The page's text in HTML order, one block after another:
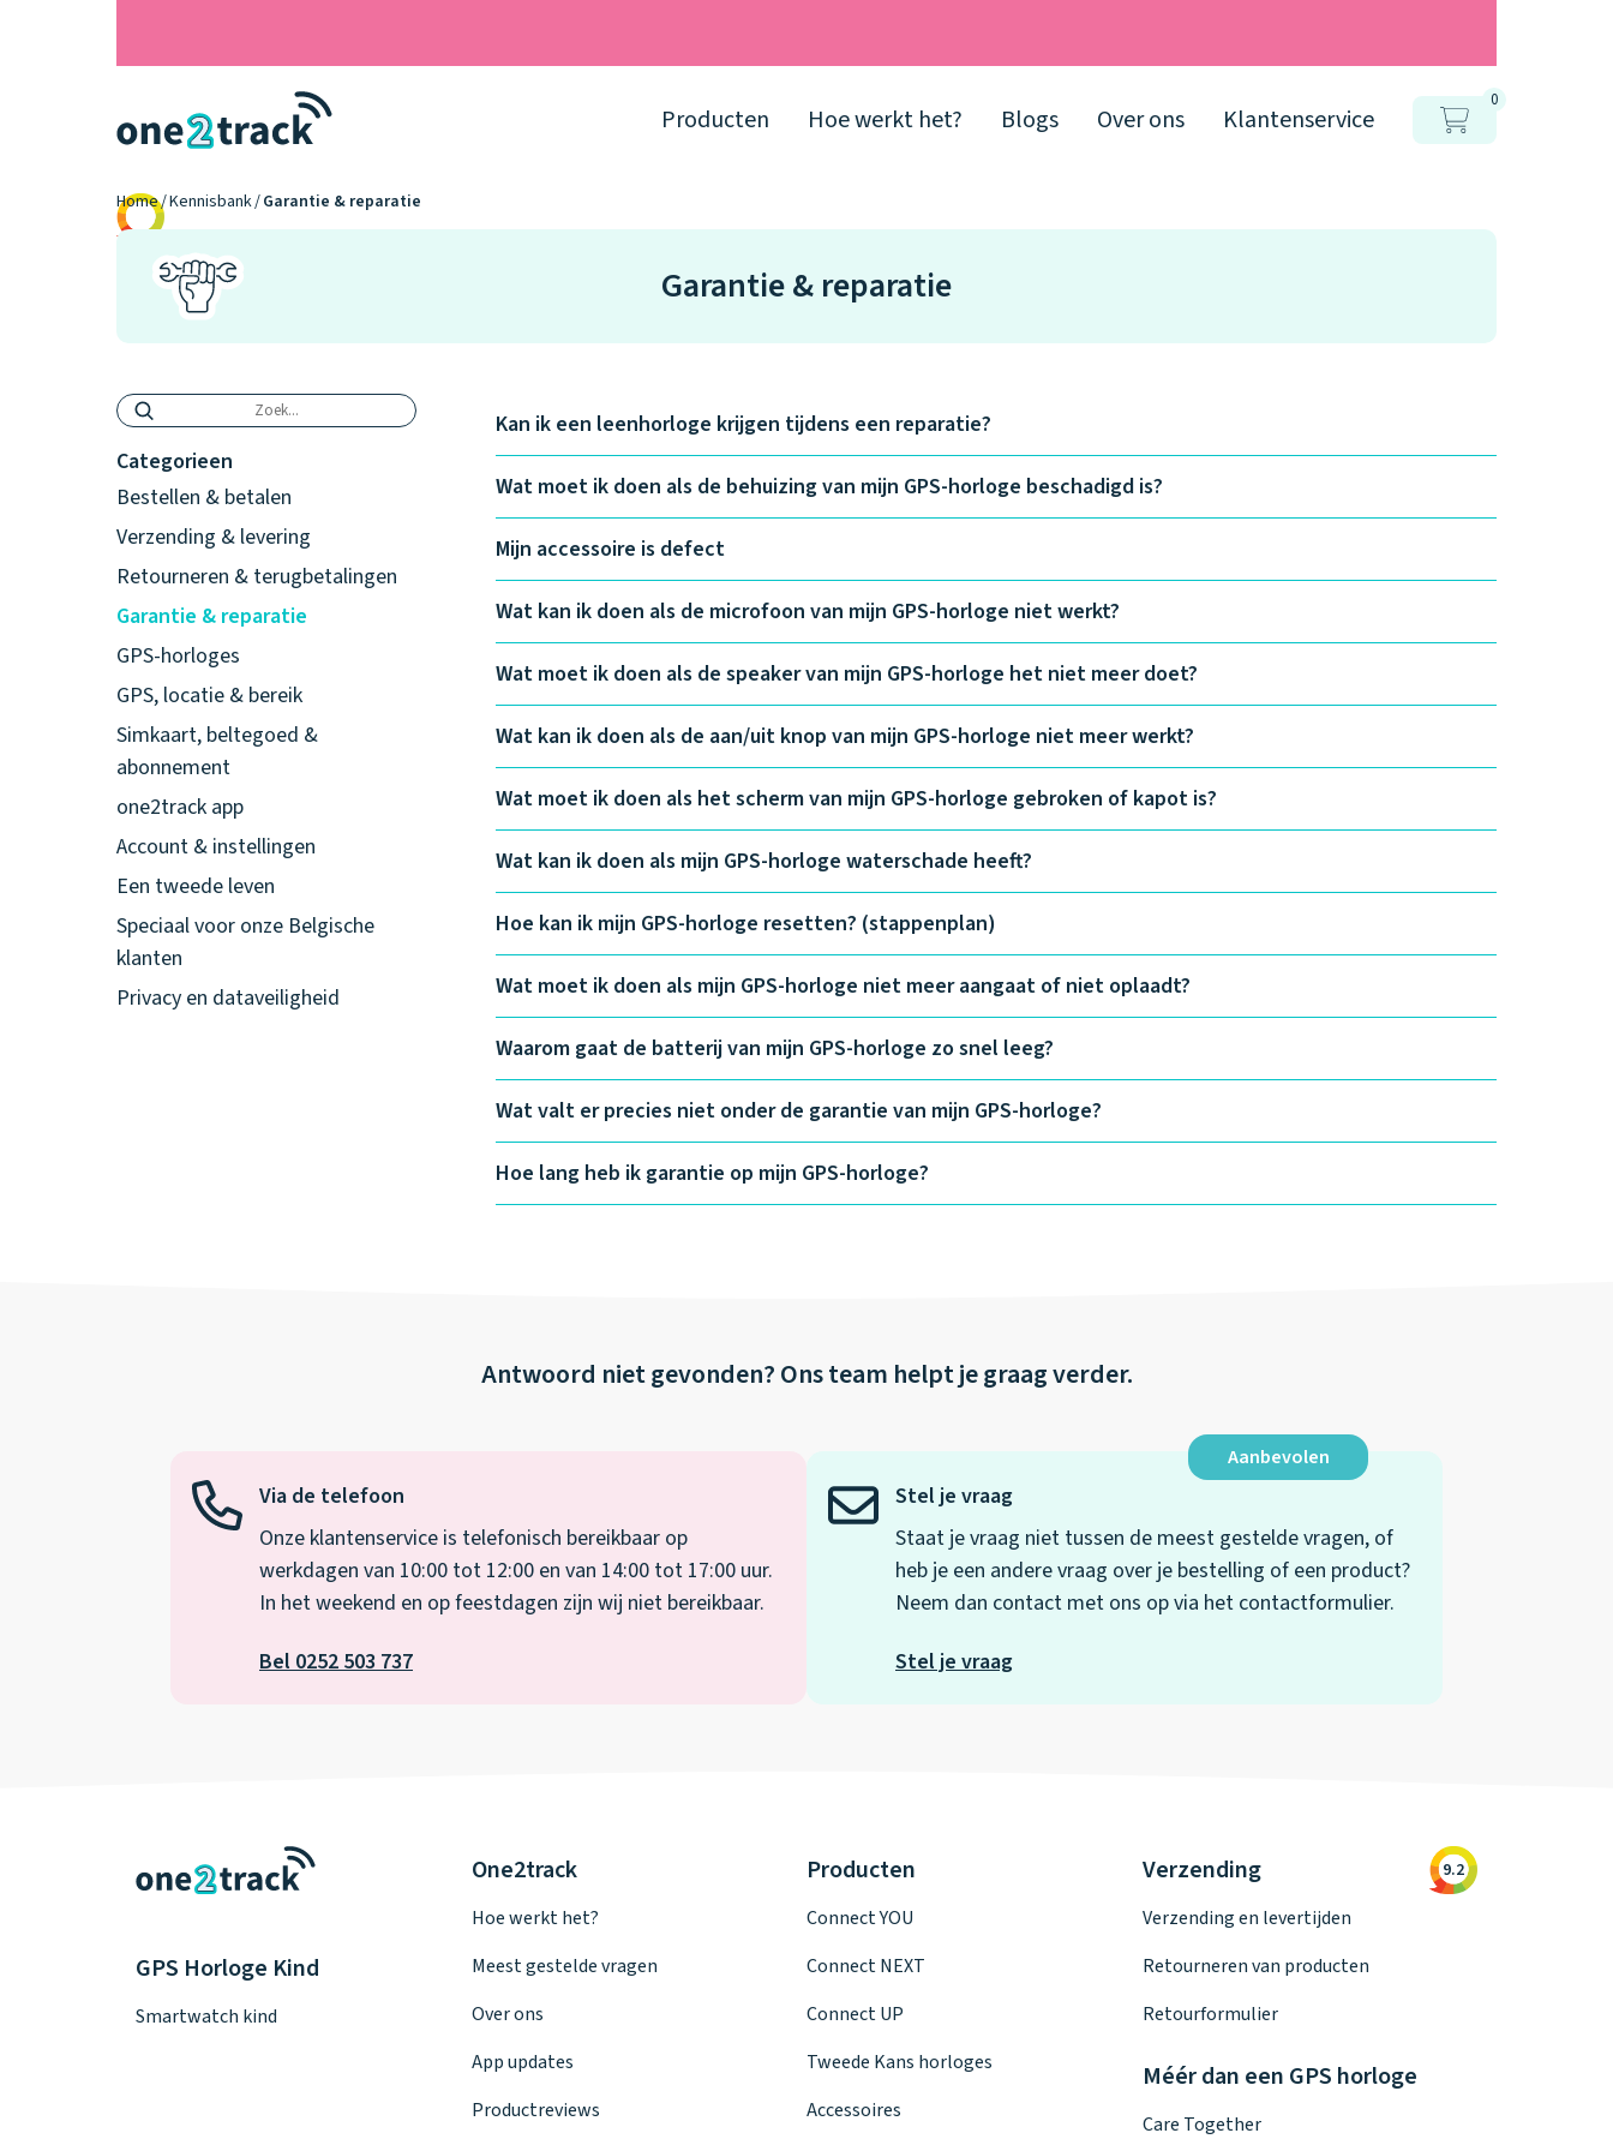
Producten Hoe werkt het? Blogs Over ons Klantenservice
0
Home Kennisbank Garantie & reparatie
Garantie & reparatie
Categorieen
Bestellen & betalen
Verzending & levering
Retourneren & terugbetalingen
Garantie & reparatie
GPS-horloges
GPS, locatie & bereik
Simkaart, beltegoed &
abonnement
one2track app
Account & instellingen
Een tweede leven
Speciaal voor onze Belgische
klanten
Privacy en dataveiligheid
Kan ik een leenhorloge krijgen tijdens een reparatie?
Wat moet ik doen als de behuizing van mijn GPS-horloge beschadigd is?
Mijn accessoire is defect
Wat kan ik doen als de microfoon van mijn GPS-horloge niet werkt?
Wat moet ik doen als de speaker van mijn GPS-horloge het niet meer doet?
Wat kan ik doen als de aan/uit knop van mijn GPS-horloge niet meer werkt?
Wat moet ik doen als het scherm van mijn GPS-horloge gebroken of kapot is?
Wat kan ik doen als mijn GPS-horloge waterschade heeft?
Hoe kan ik mijn GPS-horloge resetten? (stappenplan)
Wat moet ik doen als mijn GPS-horloge niet meer aangaat of niet oplaadt?
Waarom gaat de batterij van mijn GPS-horloge zo snel leeg?
Wat valt er precies niet onder de garantie van mijn GPS-horloge?
Hoe lang heb ik garantie op mijn GPS-horloge?
Antwoord niet gevonden?Ons team helpt je graag verder.
Via de telefoon
Onze klantenservice is telefonisch bereikbaar op
werkdagen van 10:00 tot 12:00 en van 14:00 tot 17:00 uur.
In het weekend en op feestdagen zijn wij niet bereikbaar.
Bel 0252 503 737
Aanbevolen
Stel je vraag
Staat je vraag niet tussen de meest gestelde vragen, of
heb je een andere vraag over je bestelling of een product?
Neem dan contact met ons op via het contactformulier.
Stel je vraag
GPS Horloge Kind
Smartwatch kind
One2track
Hoe werkt het?
Meest gestelde vragen
Over ons
App updates
Productreviews
Producten
Connect YOU
Connect NEXT
Connect UP
Tweede Kans horloges
Accessoires
Verzending
Verzending en levertijden
Retourneren van producten
Retourformulier
Méér dan een GPS horloge
Care Together
9.2